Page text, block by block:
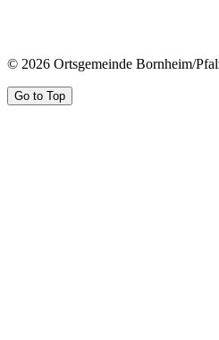
© 2026 Ortsgemeinde Bornheim/
Go to Top